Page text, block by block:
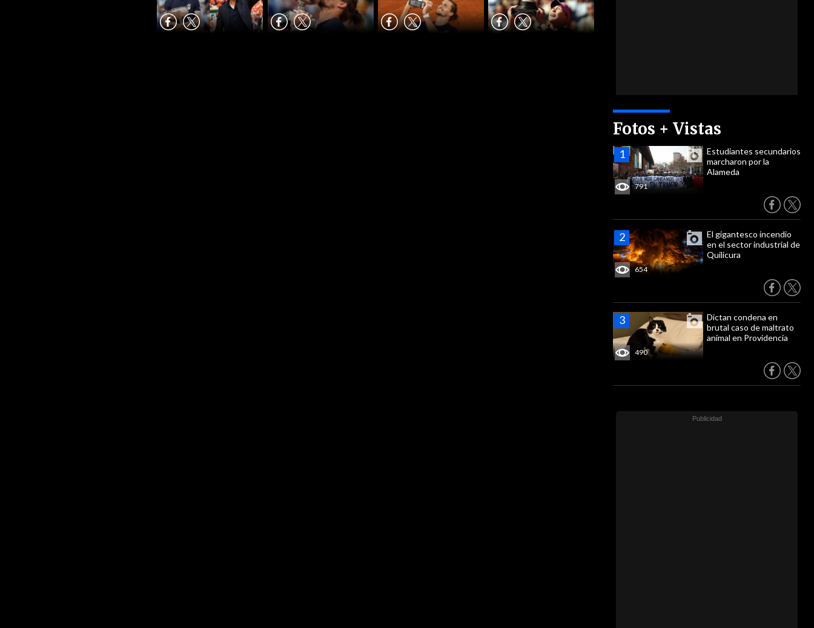
Fotos + Vistas
791
Estudiantes secundarios
marcharon por la
Alameda
654
El gigantesco incendio
en el sector industrial de
Quilicura
490
Dictan condena en
brutal caso de maltrato
animal en Providencia